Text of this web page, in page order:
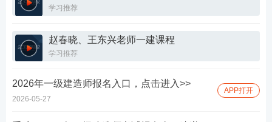
学习推荐
赵春晓、王东兴老师一建课程
学习推荐
2026年一级建造师报名入口，点击进入>>
2026-05-27
APP打开